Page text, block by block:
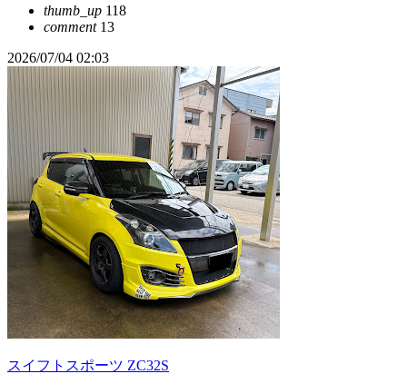
thumb_up 118
comment13
2026/07/04 02:03
スイフトスポーツ ZC32S